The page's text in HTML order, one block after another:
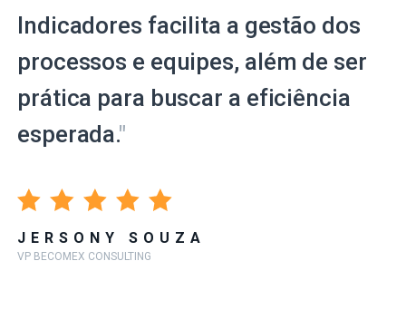
Indicadores facilita a gestão dos
processos e equipes, além de ser
prática para buscar a eficiência
esperada."
JERSONY SOUZA
VP BECOMEX CONSULTING